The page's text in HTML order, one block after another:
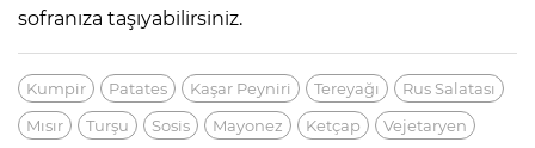
sofranıza taşıyabilirsiniz.
Kumpir Patates Kaşar Peyniri Tereyağı
Rus Salatası
Mısır
Turşu Sosis Mayonez Ketçap
Vejetaryen